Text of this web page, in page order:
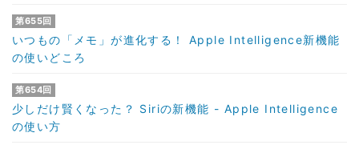
第655回
いつもの「メモ」が進化する！ Apple Intelligence新機能
の使いどころ
第654回
少しだけ賢くなった？ Siriの新機能 - Apple Intelligence
の使い方